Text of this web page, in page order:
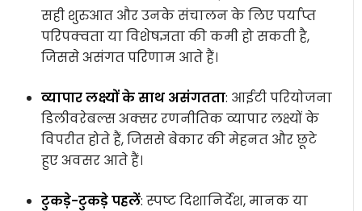
सही शुरुआत और उनके संचालन के लिए पर्याप्त
परिपक्वता या विशेषज्ञता की कमी हो सकती है,
जिससे असंगत परिणाम आते हैं।
व्यापार लक्ष्यों के साथ असंगतता: आईटी परियोजना
डिलीवरेबल्स अक्सर रणनीतिक व्यापार लक्ष्यों के
विपरीत होते हैं, जिससे बेकार की मेहनत और छूटे
हुए अवसर आते हैं।
टुकड़े-टुकड़े पहलें: स्पष्ट दिशानिर्देश, मानक या